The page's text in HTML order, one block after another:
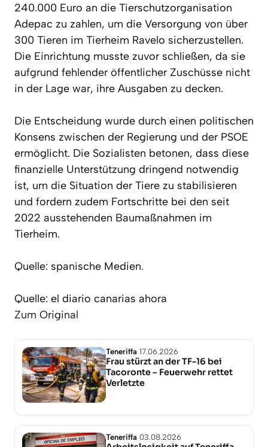
240.000 Euro an die Tierschutzorganisation
Adepac zu zahlen, um die Versorgung von über
300 Tieren im Tierheim Ravelo sicherzustellen.
Die Einrichtung musste zuvor schließen, da sie
aufgrund fehlender öffentlicher Zuschüsse nicht
in der Lage war, ihre Ausgaben zu decken.
Die Entscheidung wurde durch einen politischen
Konsens zwischen der Regierung und der PSOE
ermöglicht. Die Sozialisten betonen, dass diese
finanzielle Unterstützung dringend notwendig
ist, um die Situation der Tiere zu stabilisieren
und fordern zudem Fortschritte bei den seit
2022 ausstehenden Baumaßnahmen im
Tierheim.
Quelle: spanische Medien.
Quelle: el diario canarias ahora
Zum Original
Teneriffa 17.06.2026
Frau stürzt an der TF-16 bei
Tacoronte – Feuerwehr rettet
Verletzte
Teneriffa 03.08.2026